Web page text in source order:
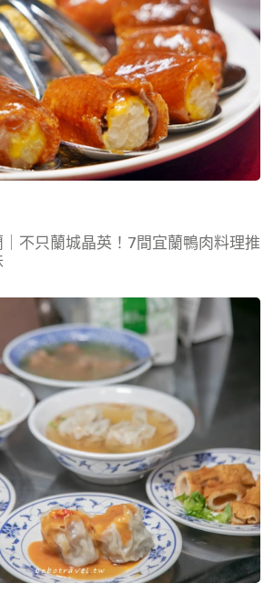
不只蘭城晶英！7間宜蘭鴨肉料理推